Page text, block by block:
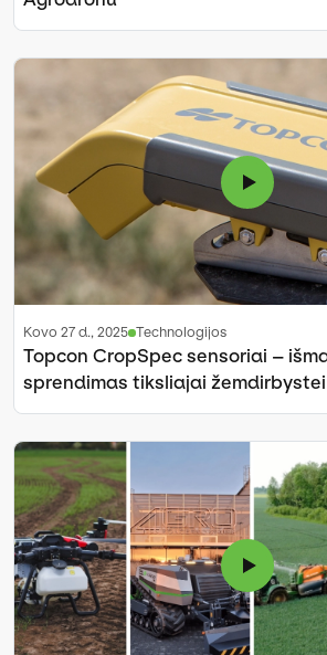
kovo 27 d., 2025 Technologijos
Topcon CropSpec sensoriai –
sprendimas tiksliajai žemdirbystei